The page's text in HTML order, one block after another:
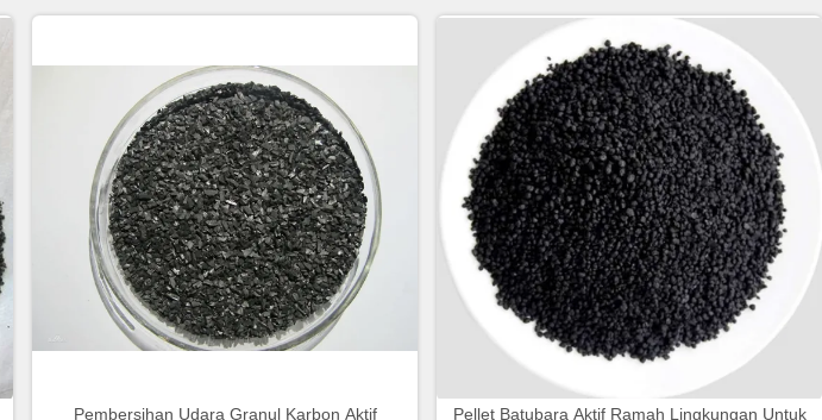
Pembersihan Udara Granul Karbon Aktif
Pellet Batubara Aktif Ramah Lingkungan Untuk